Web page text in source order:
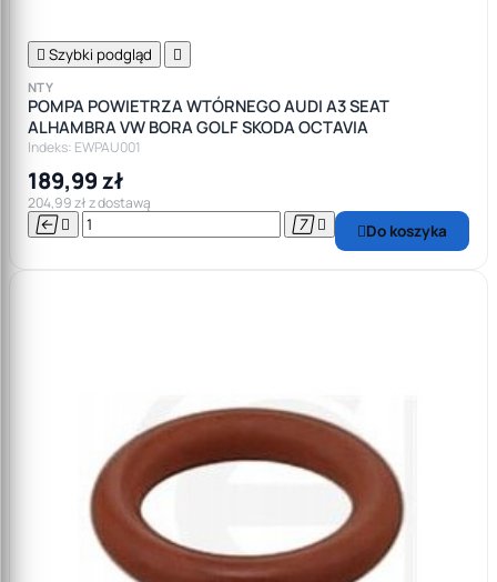
 Szybki podgląd 
NTY
POMPA POWIETRZA WTÓRNEGO AUDI A3 SEAT
ALHAMBRA VW BORA GOLF SKODA OCTAVIA
Indeks: EWPAU001
189,99 zł
204,99 zł z dostawą
    Do koszyka